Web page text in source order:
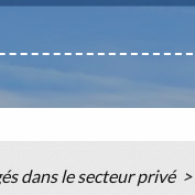
dans le secteur privé >